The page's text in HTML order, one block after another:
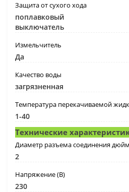
Защита от сухого хода
поплавковый
выключатель
Измельчитель
Да
Качество воды
загрязненная
Температура перекачиваемой
1-40
Технические
Диаметр разъема соединения
2
Напряжение (B)
230